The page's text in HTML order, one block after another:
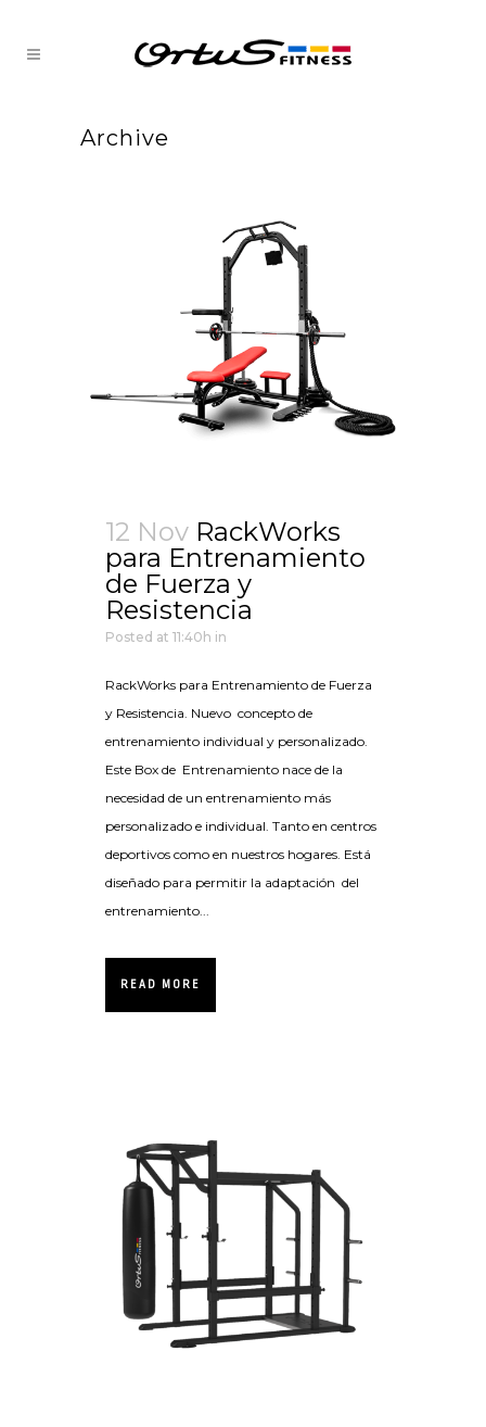
Archive
12 Nov RackWorks
para Entrenamiento
de Fuerza y
Resistencia
Posted at 11:40h in
RackWorks para Entrenamiento de Fuerza
y Resistencia. Nuevo concepto de
entrenamiento individual y personalizado.
Este Box de Entrenamiento nace de la
necesidad de un entrenamiento más
personalizado e individual. Tanto en centros
deportivos como en nuestros hogares. Está
diseñado para permitir la adaptación del
entrenamiento...
READ MORE